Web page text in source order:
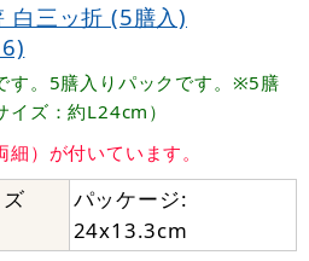
白三ッ折 (5膳入)
す。5膳入りパックです。※5膳
イズ：約L24cm）
細）が付いています。
パッケージ:
24x13.3cm